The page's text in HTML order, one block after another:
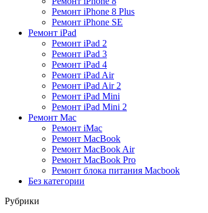
Ремонт iPhone 8 Plus
Ремонт iPhone SE
Ремонт iPad
Ремонт iPad 2
Ремонт iPad 3
Ремонт iPad 4
Ремонт iPad Air
Ремонт iPad Air 2
Ремонт iPad Mini
Ремонт iPad Mini 2
Ремонт Mac
Ремонт iMac
Ремонт MacBook
Ремонт MacBook Air
Ремонт MacBook Pro
Ремонт блока питания Macbook
Без категории
Рубрики